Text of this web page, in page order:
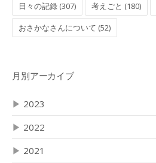
日々の記録 (307)
考えごと (180)
おさかなさんについて (52)
月別アーカイブ
▶ 2023
▶ 2022
▶ 2021